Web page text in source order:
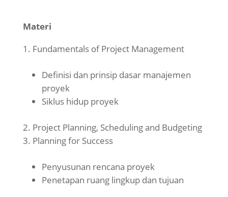
Materi
Fundamentals of Project Management
Definisi dan prinsip dasar manajemen
proyek
Siklus hidup proyek
Project Planning, Scheduling and Budgeting
Planning for Success
Penyusunan rencana proyek
Penetapan ruang lingkup dan tujuan